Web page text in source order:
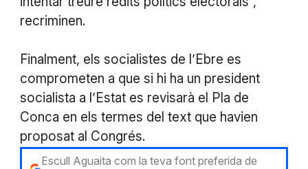
recriminen.
Finalment, els socialistes de l’Ebre es
comprometen a que si hi ha un president
socialista a l’Estat es revisarà el Pla de
Conca en els termes del text que havien
proposat al Congrés.
Escull Aguaita com la teva font preferida de